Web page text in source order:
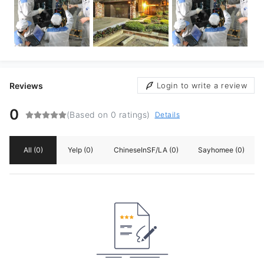
Reviews Login to write a review
0 (Based on 0 ratings) Details
All (0) Yelp (0) ChineseInSF/LA (0) Sayhomee (0)